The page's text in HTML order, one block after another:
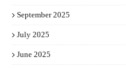
September 2025
July 2025
June 2025